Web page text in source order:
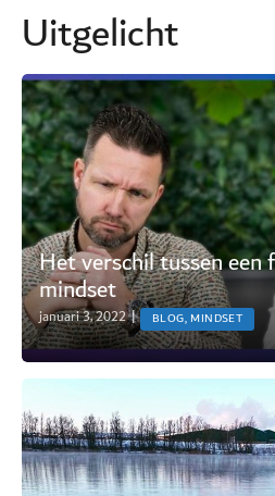
Uitgelicht
Het verschil tussen een
mindset
januari 3, 2022 | BLOG, MINDSET